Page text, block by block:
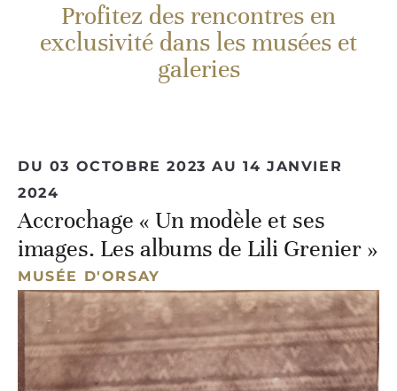
Profitez des rencontres en
exclusivité dans les musées et
galeries
DU 03 OCTOBRE 2023 AU 14 JANVIER
2024
Accrochage « Un modèle et ses
images. Les albums de Lili Grenier »
MUSÉE D'ORSAY